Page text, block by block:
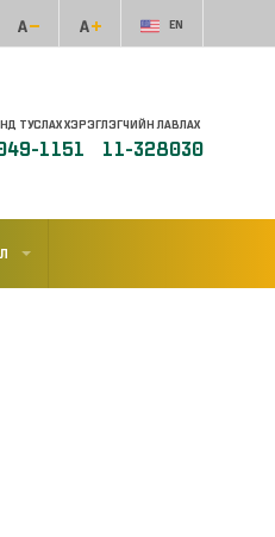
EN
ТУСЛАХ ХЭРЭГЛЭГЧИЙН ЛАВЛАХ
1151 11-328030